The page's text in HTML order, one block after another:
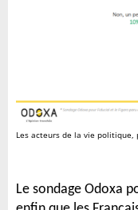
Les acteurs de la vie politique,
Le sondage Odoxa